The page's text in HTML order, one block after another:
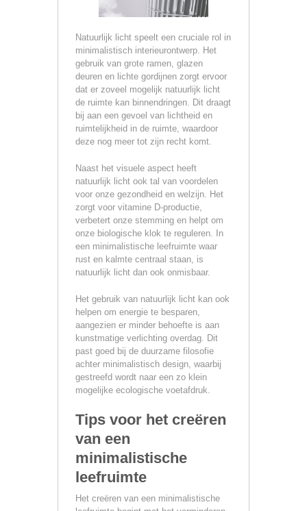
Natuurlijk licht speelt een cruciale rol in
minimalistisch interieurontwerp. Het
gebruik van grote ramen, glazen
deuren en lichte gordijnen zorgt ervoor
dat er zoveel mogelijk natuurlijk licht
de ruimte kan binnendringen. Dit draagt
bij aan een gevoel van lichtheid en
ruimtelijkheid in de ruimte, waardoor
deze nog meer tot zijn recht komt.
Naast het visuele aspect heeft
natuurlijk licht ook tal van voordelen
voor onze gezondheid en welzijn. Het
zorgt voor vitamine D-productie,
verbetert onze stemming en helpt om
onze biologische klok te reguleren. In
een minimalistische leefruimte waar
rust en kalmte centraal staan, is
natuurlijk licht dan ook onmisbaar.
Het gebruik van natuurlijk licht kan ook
helpen om energie te besparen,
aangezien er minder behoefte is aan
kunstmatige verlichting overdag. Dit
past goed bij de duurzame filosofie
achter minimalistisch design, waarbij
gestreefd wordt naar een zo klein
mogelijke ecologische voetafdruk.
Tips voor het creëren
van een
minimalistische
leefruimte
Het creëren van een minimalistische